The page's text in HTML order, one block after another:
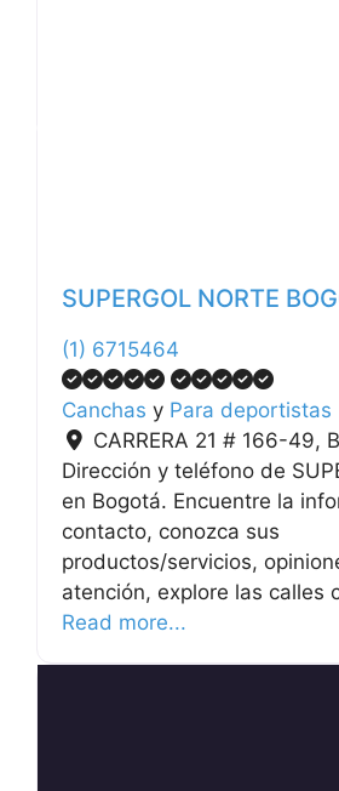
SUPERGOL NORTE
(1) 6715464
Canchas y Para deportistas
CARRERA 21 # 166-49,
Dirección y teléfono de
en Bogotá. Encuentre la
contacto, conozca sus
productos/servicios,
atención, explore las calles
Read more...